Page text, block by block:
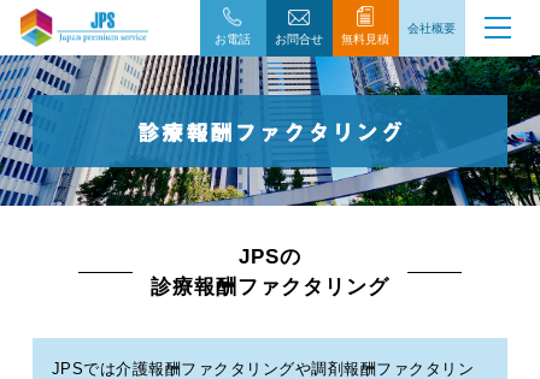
お電話 お問合せ 無料見積
会社概要
JPSの
診療報酬ファクタリング
JPSでは介護報酬ファクタリングや調剤報酬ファクタリン